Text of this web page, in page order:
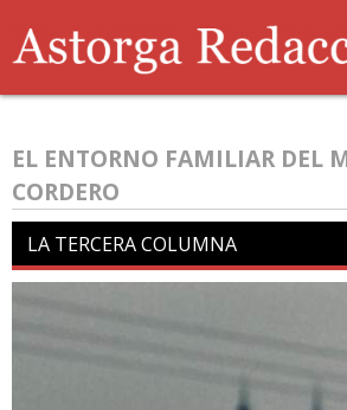
EL ENTORNO FAMILIAR DEL
CORDERO
LA TERCERA COLUMNA